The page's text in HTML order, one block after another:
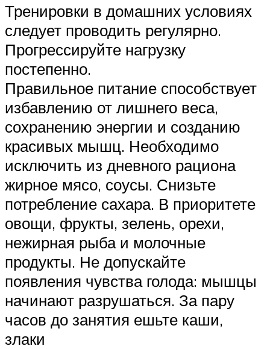
Тренировки в домашних условиях
следует проводить регулярно.
Прогрессируйте нагрузку
постепенно.
Правильное питание способствует
избавлению от лишнего веса,
сохранению энергии и созданию
красивых мышц. Необходимо
исключить из дневного рациона
жирное мясо, соусы. Снизьте
потребление сахара. В приоритете
овощи, фрукты, зелень, орехи,
нежирная рыба и молочные
продукты. Не допускайте
появления чувства голода: мышцы
начинают разрушаться. За пару
часов до занятия ешьте каши,
злаки